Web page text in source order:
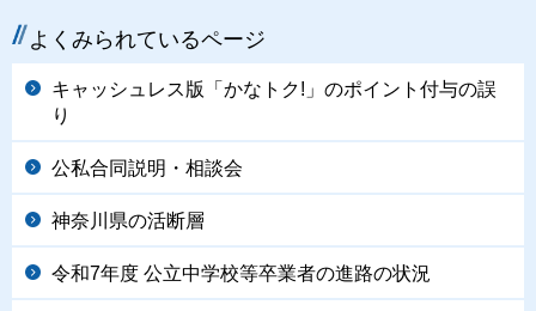
よくみられているページ
キャッシュレス版「かなトク!」のポイント付与の誤
り
公私合同説明・相談会
神奈川県の活断層
令和7年度 公立中学校等卒業者の進路の状況